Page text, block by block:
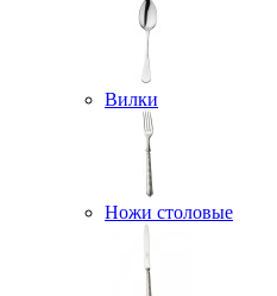
Вилки
Ножи столовые